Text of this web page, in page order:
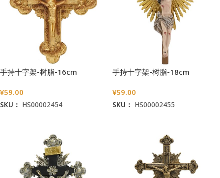
手持十字架-树脂-16cm
¥59.00
SKU： HS00002454
手持十字架-树脂-18cm
¥59.00
SKU： HS00002455